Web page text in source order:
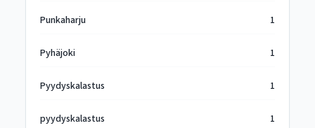
Punkaharju 1
Pyhäjoki 1
Pyydyskalastus 1
pyydyskalastus 1